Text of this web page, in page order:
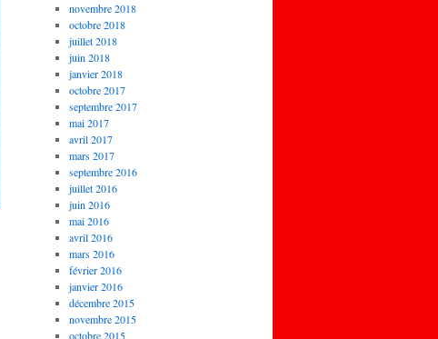
novembre 2018
octobre 2018
juillet 2018
juin 2018
janvier 2018
octobre 2017
septembre 2017
mai 2017
avril 2017
mars 2017
septembre 2016
juillet 2016
juin 2016
mai 2016
avril 2016
mars 2016
février 2016
janvier 2016
décembre 2015
novembre 2015
octobre 2015